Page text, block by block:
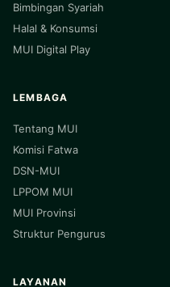
Bimbingan Syariah
Halal & Konsumsi
MUI Digital Play
LEMBAGA
Tentang MUI
Komisi Fatwa
DSN-MUI
LPPOM MUI
MUI Provinsi
Struktur Pengurus
LAYANAN